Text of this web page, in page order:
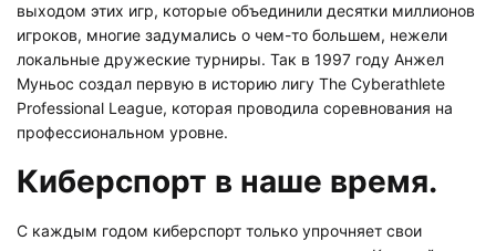
выходом этих игр, которые объединили десятки миллионов
игроков, многие задумались о чем-то большем, нежели
локальные дружеские турниры. Так в 1997 году Анжел
Муньос создал первую в историю лигу The Cyberathlete
Professional League, которая проводила соревнования на
профессиональном уровне.
Киберспорт в наше время.
С каждым годом киберспорт только упрочняет свои